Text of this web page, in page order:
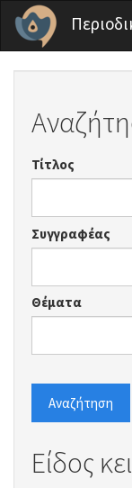
Παράκαμψη προς το
Τίτλος
Συγγραφέας
Θέματα
Αναζήτηση
Είδος